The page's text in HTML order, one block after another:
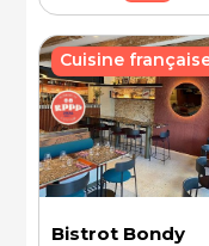
Bistrot Bondy
Cuisine